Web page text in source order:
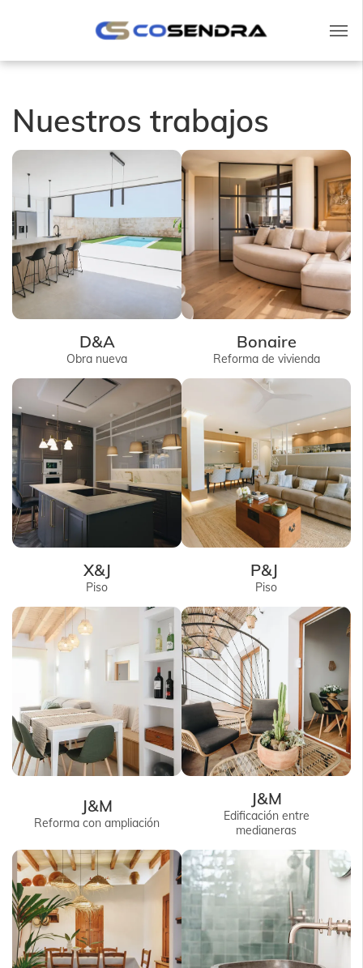
Nuestros trabajos
D&A
Obra nueva
Bonaire
Reforma de vivienda
X&J
Piso
P&J
Piso
J&M
Reforma con ampliación
J&M
Edificación entre
medianeras